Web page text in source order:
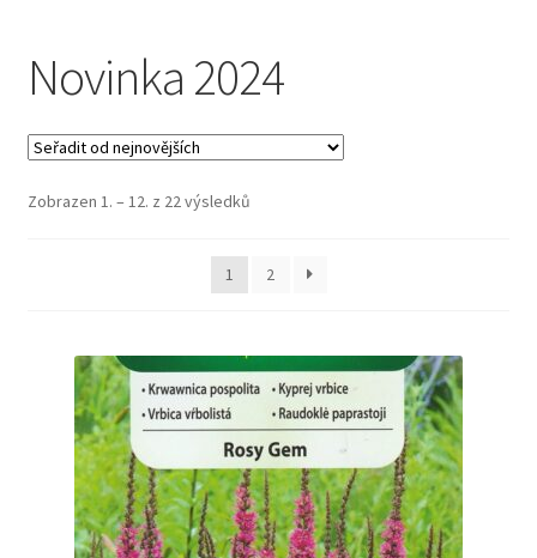
Novinka 2024
Zobrazen 1. – 12. z 22 výsledků
1 2